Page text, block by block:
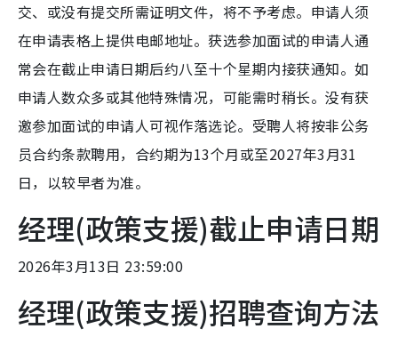
交、或没有提交所需证明文件，将不予考虑。申请人须
在申请表格上提供电邮地址。获选参加面试的申请人通
常会在截止申请日期后约八至十个星期内接获通知。如
申请人数众多或其他特殊情况，可能需时稍长。没有获
邀参加面试的申请人可视作落选论。受聘人将按非公务
员合约条款聘用，合约期为13个月或至2027年3月31
日，以较早者为准。
经理(政策支援)截止申请日期
2026年3月13日 23:59:00
经理(政策支援)招聘查询方法